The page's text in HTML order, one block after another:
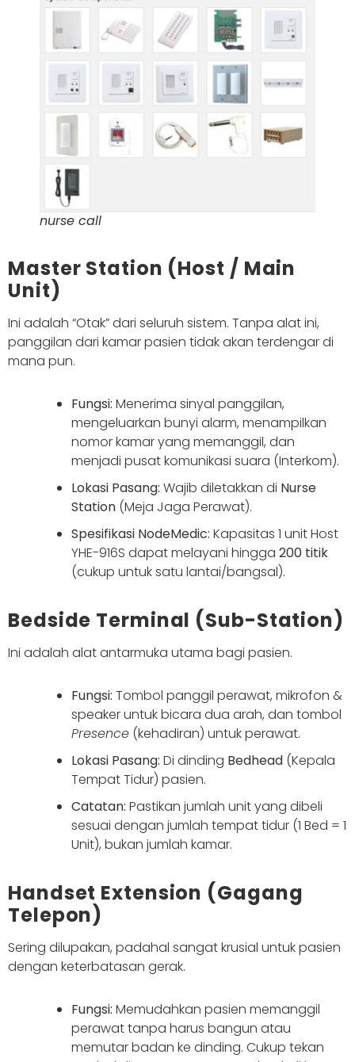
nurse call
Master Station (Host / Main
Unit)
Ini adalah “Otak” dari seluruh sistem. Tanpa alat ini,
panggilan dari kamar pasien tidak akan terdengar di
mana pun.
Fungsi: Menerima sinyal panggilan,
mengeluarkan bunyi alarm, menampilkan
nomor kamar yang memanggil, dan
menjadi pusat komunikasi suara (Interkom).
Lokasi Pasang: Wajib diletakkan di Nurse
Station (Meja Jaga Perawat).
Spesifikasi NodeMedic: Kapasitas 1 unit Host
YHE-916S dapat melayani hingga 200 titik
(cukup untuk satu lantai/bangsal).
Bedside Terminal (Sub-Station)
Ini adalah alat antarmuka utama bagi pasien.
Fungsi: Tombol panggil perawat, mikrofon &
speaker untuk bicara dua arah, dan tombol
Presence (kehadiran) untuk perawat.
Lokasi Pasang: Di dinding Bedhead (Kepala
Tempat Tidur) pasien.
Catatan: Pastikan jumlah unit yang dibeli
sesuai dengan jumlah tempat tidur (1 Bed = 1
Unit), bukan jumlah kamar.
Handset Extension (Gagang
Telepon)
Sering dilupakan, padahal sangat krusial untuk pasien
dengan keterbatasan gerak.
Fungsi: Memudahkan pasien memanggil
perawat tanpa harus bangun atau
memutar badan ke dinding. Cukup tekan